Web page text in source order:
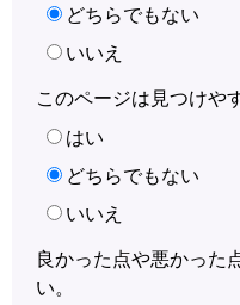
どちらでもない
いいえ
このページは見つけや
はい
どちらでもない
いいえ
良かった点や悪かった
い。